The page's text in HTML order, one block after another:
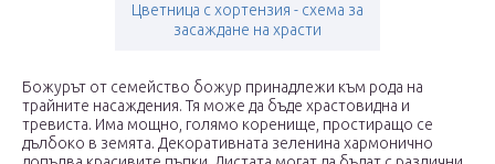
Цветница с хортензия - схема за
засаждане на храсти
Божурът от семейство божур принадлежи към рода на
трайните насаждения. Тя може да бъде храстовидна и
тревиста. Има мощно, голямо коренище, простиращо се
дълбоко в земята. Декоративната зеленина хармонично